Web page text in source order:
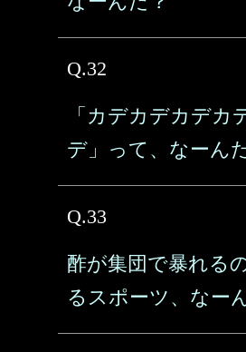
Q.32
「カデカデカデカ
デ」って、なーん
Q.33
酢が集団で暴れる
るスポーツ、なー